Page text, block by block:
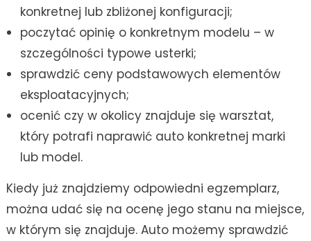
konkretnej lub zbliżonej konfiguracji;
poczytać opinię o konkretnym modelu – w
szczególności typowe usterki;
sprawdzić ceny podstawowych elementów
eksploatacyjnych;
ocenić czy w okolicy znajduje się warsztat,
który potrafi naprawić auto konkretnej marki
lub model.
Kiedy już znajdziemy odpowiedni egzemplarz,
można udać się na ocenę jego stanu na miejsce,
w którym się znajduje. Auto możemy sprawdzić